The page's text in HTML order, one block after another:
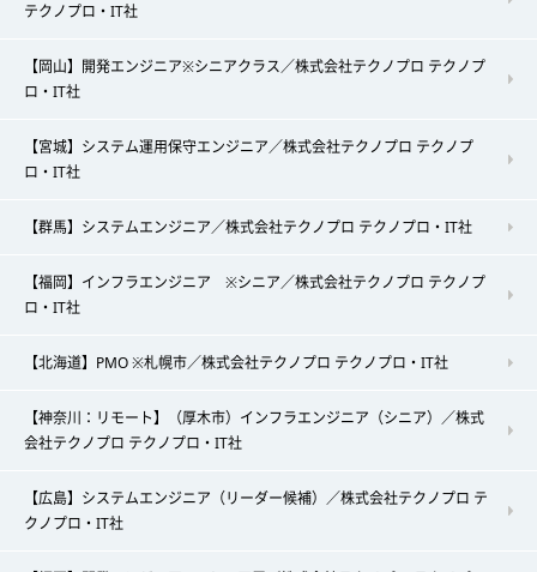
テクノプロ・IT社
【岡山】開発エンジニア※シニアクラス／株式会社テクノプロ テクノプ
ロ・IT社
【宮城】システム運用保守エンジニア／株式会社テクノプロ テクノプ
ロ・IT社
【群馬】システムエンジニア／株式会社テクノプロ テクノプロ・IT社
【福岡】インフラエンジニア ※シニア／株式会社テクノプロ テクノプ
ロ・IT社
【北海道】PMO ※札幌市／株式会社テクノプロ テクノプロ・IT社
【神奈川：リモート】（厚木市）インフラエンジニア（シニア）／株式
会社テクノプロ テクノプロ・IT社
【広島】システムエンジニア（リーダー候補）／株式会社テクノプロ テ
クノプロ・IT社